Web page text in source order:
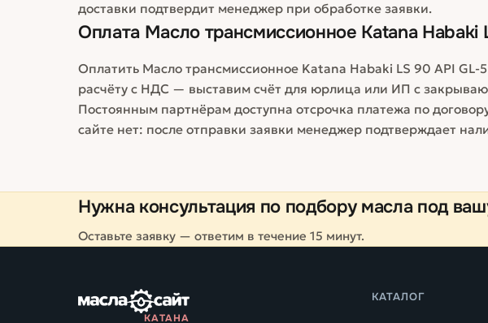
доставки подтвердит менеджер при обработке заявки.
Оплата Масло трансмиссионное Katana Habaki
Оплатить Масло трансмиссионное Katana Habaki LS 90 API
расчёту с НДС — выставим счёт для юрлица или ИП с
Постоянным партнёрам доступна отсрочка платежа по
сайте нет: после отправки заявки менеджер подтверждает
Нужна консультация по подбору масла под
Оставьте заявку — ответим в течение 15 минут.
КАТАНА
КАТАЛОГ